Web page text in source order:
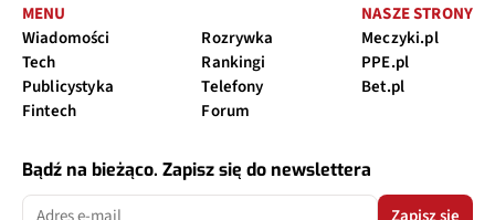
MENU
Wiadomości
Tech
Publicystyka
Fintech
Rozrywka
Rankingi
Telefony
Forum
NASZE STRONY
Meczyki.pl
PPE.pl
Bet.pl
Bądź na bieżąco. Zapisz się do newslettera